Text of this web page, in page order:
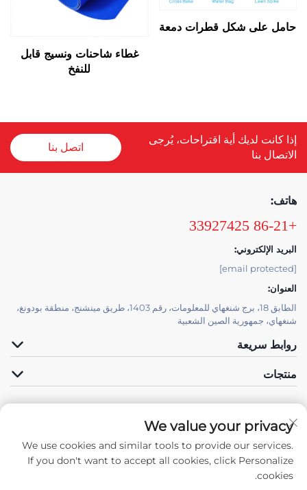
غطاء شاحنات ونسيج قابل
للنفخ
حامل على شكل قطرات دمعة
إذا كانت لديك أية اقتراحات، يُرجى
الاتصال بنا
اتصل بنا
هاتف:
+86-21 33927425
البريد الإلكتروني:
[email protected]
العنوان:
الطابق 18، برج شنغهاي للمعلومات، رقم 1403، طريق مينشنج، منطقة بودونغ،
شنغهاي، جمهورية الصين الشعبية
روابط سريعة
منتجات
الدعم الفني بواسطة JUTU
تابعونا
We value your privacy
We use cookies and similar tools to provide our services.
If you don't want to accept all cookies, click Personalize
cookies.